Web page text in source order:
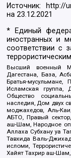
Источник: http://
на23.12.2021
* Единый
иностранных и
соответствии с
Высший военный
Дагестана, База,
Братья-мусульмане,
Исламская группа,
Общество
наследия, Дом двух
моджахедов, Аль-
АБТО, Правый
аш-Шам, Народное
Аллаха Субхану уа
Тавхида Валь-
исломи,
Хайят Тахрир аш-